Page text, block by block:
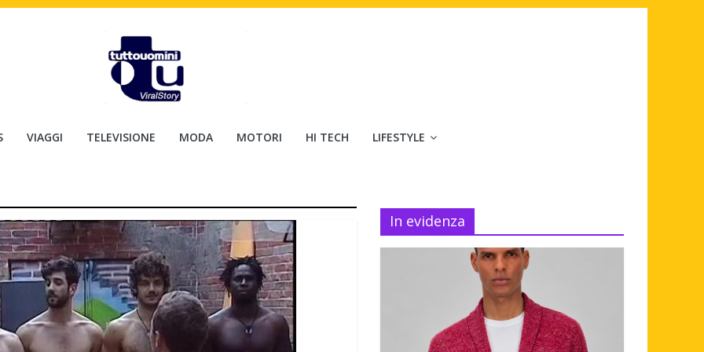
VIAGGI TELEVISIONE MODA MOTORI HI TECH LIFESTYLE
In evidenza